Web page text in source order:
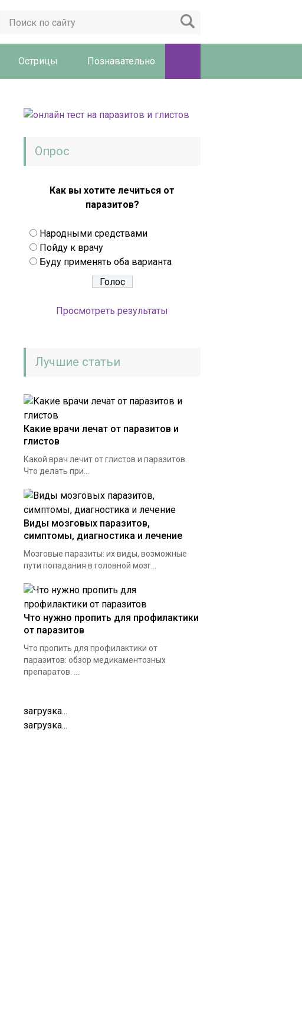
Острицы Познавательно
Опрос
Как вы хотите лечиться от
паразитов?
Народными средствами
Пойду к врачу
Буду применять оба варианта
Просмотреть результаты
Лучшие статьи
Какие врачи лечат от паразитов и
глистов
Какой врач лечит от глистов и паразитов.
Что делать при...
Виды мозговых паразитов,
симптомы, диагностика и лечение
Мозговые паразиты: их виды, возможные
пути попадания в головной мозг...
Что нужно пропить для профилактики
от паразитов
Что пропить для профилактики от
паразитов: обзор медикаментозных
препаратов. ....
загрузка...
загрузка...